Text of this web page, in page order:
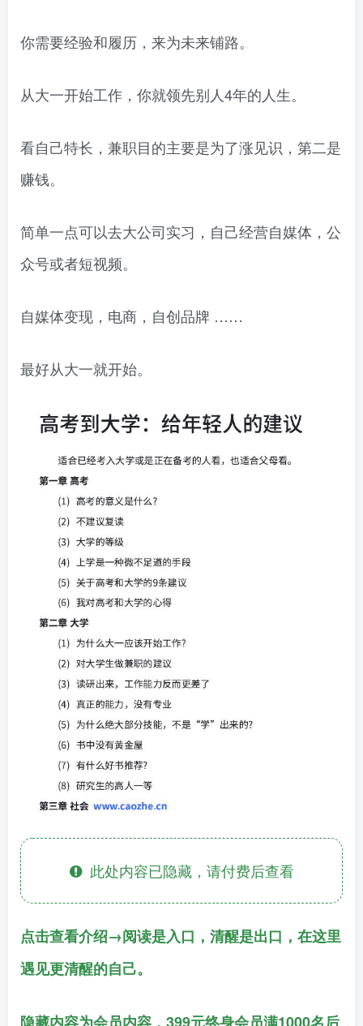
你需要经验和履历，来为未来铺路。
从大一开始工作，你就领先别人4年的人生。
看自己特长，兼职目的主要是为了涨见识，第二是
赚钱。
简单一点可以去大公司实习，自己经营自媒体，公
众号或者短视频。
自媒体变现，电商，自创品牌 ……
最好从大一就开始。
此处内容已隐藏，请付费后查看
点击查看介绍→阅读是入口，清醒是出口，在这里
遇见更清醒的自己。
隐藏内容为会员内容，399元终身会员满1000名后